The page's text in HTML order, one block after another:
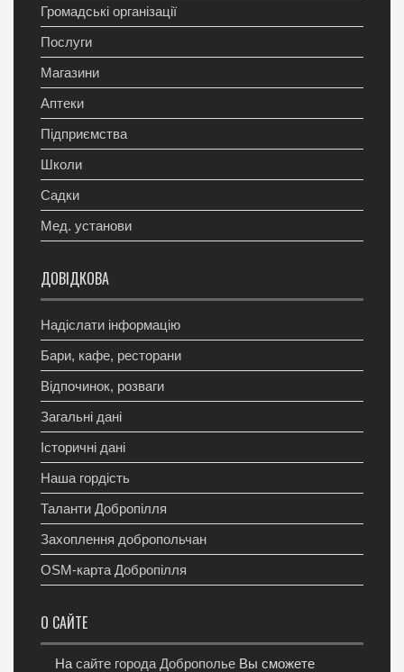
Громадські організації
Послуги
Магазини
Аптеки
Підприємства
Школи
Садки
Мед. установи
ДОВІДКОВА
Надіслати інформацію
Бари, кафе, ресторани
Відпочинок, розваги
Загальні дані
Історичні дані
Наша гордість
Таланти Добропілля
Захоплення добропольчан
OSM-карта Добропілля
О САЙТЕ
На сайте города Доброполье Вы сможете